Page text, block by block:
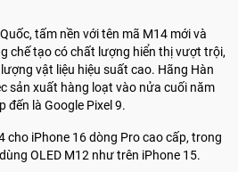
tấm nền với tên mã M14 mới và
chế tạo có chất lượng hiển thị vượt trội,
vật liệu hiệu suất cao. Hãng Hàn
sản xuất hàng loạt vào nửa cuối năm
đến là Google Pixel 9.
cho iPhone 16 dòng Pro cao cấp, trong
OLED M12 như trên iPhone 15.